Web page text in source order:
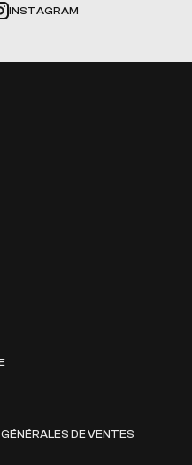
INSTAGRAM
DE VENTES